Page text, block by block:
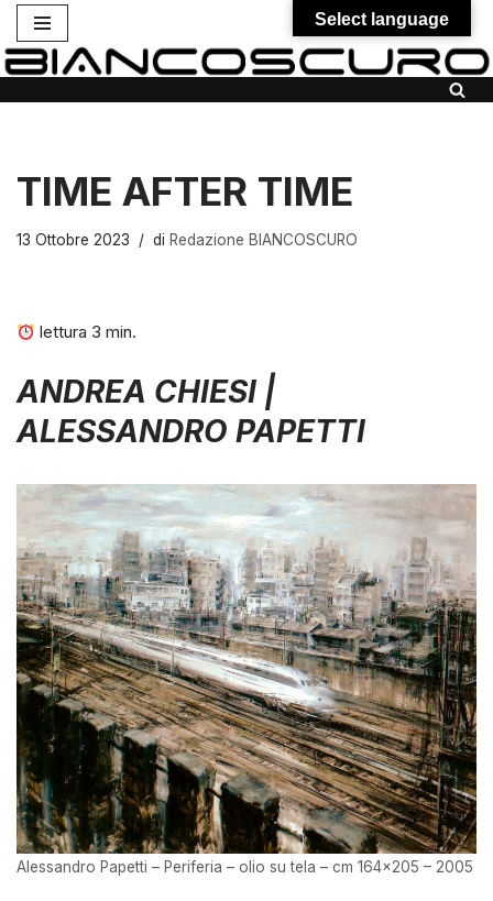
Vai
TIME AFTER TIME
13 Ottobre 2023 di Redazione BIANCOSCURO
lettura 3 min.
ANDREA CHIESI |
ALESSANDRO PAPETTI
Alessandro Papetti – Periferia – olio su tela – cm 164×205 – 2005
Select language